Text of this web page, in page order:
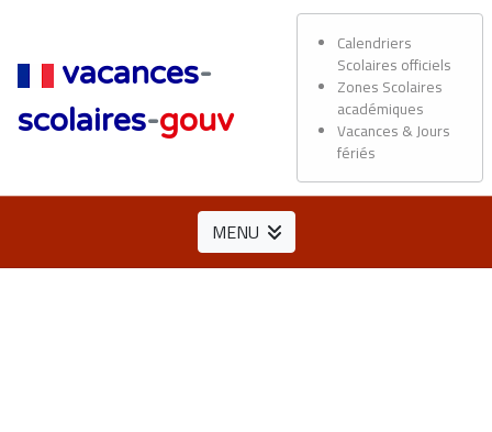
vacances-
scolaires-gouv
Calendriers
Scolaires officiels
Zones Scolaires
académiques
Vacances & Jours
fériés
MENU